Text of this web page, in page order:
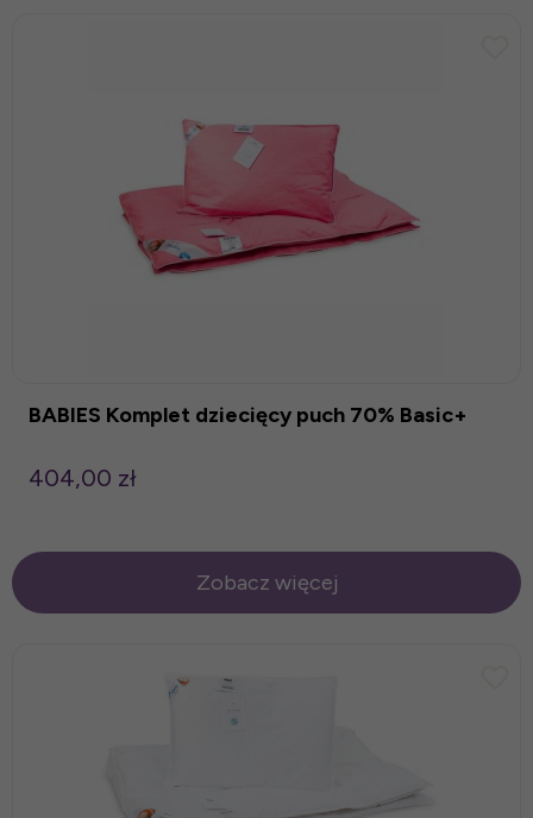
BABIES Komplet dziecięcy puch 70% Basic+
404,00 zł
Zobacz więcej